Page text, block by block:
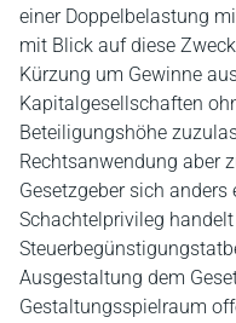
einer Doppelbelastung
mit Blick auf diese
Kürzung um Gewinne
Kapitalgesellschaften
Beteiligungshöhe
Rechtsanwendung aber
Gesetzgeber sich
Schachtelprivileg
Ausgestaltung dem
Gestaltungsspielraum